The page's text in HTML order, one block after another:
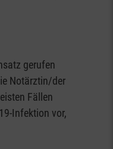
gerufen
Notärztin/der
Fällen
Infektion vor,